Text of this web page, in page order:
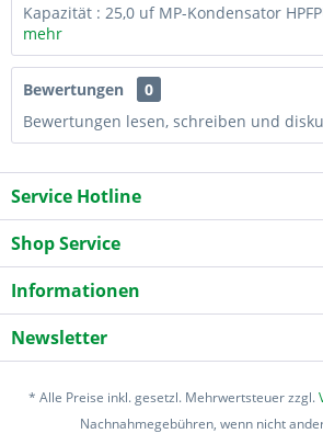
Kapazität : 25,0 uf MP-Kondensator
mehr
Bewertungen
0
Bewertungen lesen, schreiben und
Service Hotline
Shop Service
Informationen
Newsletter
* Alle Preise inkl. gesetzl. Mehrwertsteuer zzgl.
Nachnahmegebühren, wenn nicht